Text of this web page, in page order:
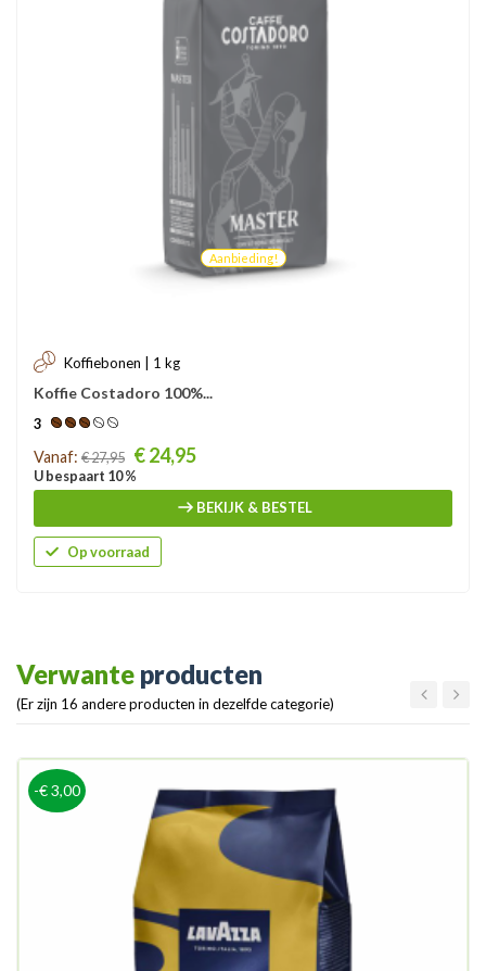
Aanbieding!
Koffiebonen | 1 kg
Koffie Costadoro 100%...
3
Prijs
Vanaf: € 27,95 € 24,95
U bespaart 10 %
BEKIJK & BESTEL
Op voorraad
Verwante producten
(Er zijn 16 andere producten in dezelfde categorie)
-€ 3,00